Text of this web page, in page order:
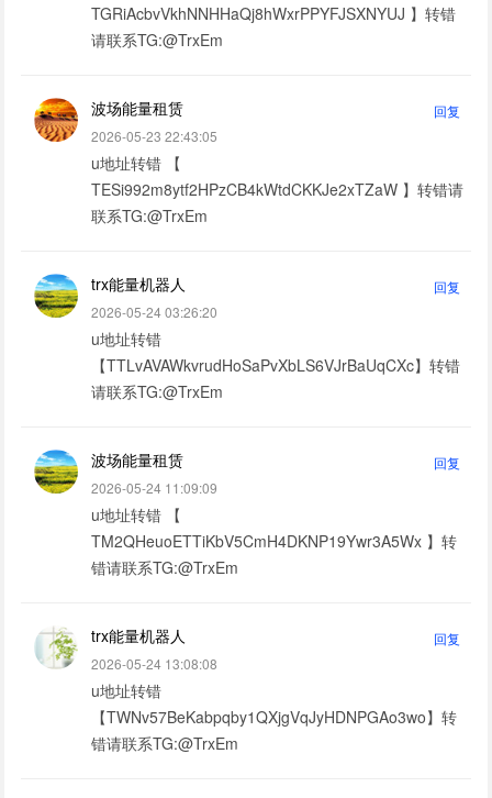
TGRiAcbvVkhNNHHaQj8hWxrPPYFJSXNYUJ 】转错
请联系TG:@TrxEm
波场能量租赁
回复
2026-05-23 22:43:05
u地址转错 【
TESi992m8ytf2HPzCB4kWtdCKKJe2xTZaW 】转错请
联系TG:@TrxEm
trx能量机器人
回复
2026-05-24 03:26:20
u地址转错
【TTLvAVAWkvrudHoSaPvXbLS6VJrBaUqCXc】转错
请联系TG:@TrxEm
波场能量租赁
回复
2026-05-24 11:09:09
u地址转错 【
TM2QHeuoETTiKbV5CmH4DKNP19Ywr3A5Wx 】转
错请联系TG:@TrxEm
trx能量机器人
回复
2026-05-24 13:08:08
u地址转错
【TWNv57BeKabpqby1QXjgVqJyHDNPGAo3wo】转
错请联系TG:@TrxEm